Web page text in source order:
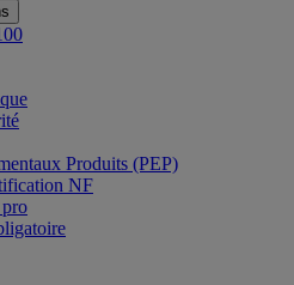
Produits (PEP)
NF